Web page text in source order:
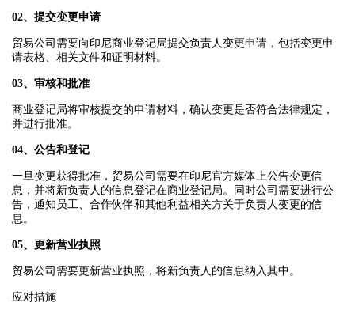
02、 提交变更申请
贸易公司需要向印尼商业登记局提交负责人变更申请，包括变更申
请表格、相关文件和证明材料。
03、 审核和批准
商业登记局将审核提交的申请材料，确认变更是否符合法律规定，
并进行批准。
04、 公告和登记
一旦变更获得批准，贸易公司需要在印尼官方媒体上公告变更信
息，并将新负责人的信息登记在商业登记局。同时公司需要进行公
告，通知员工、合作伙伴和其他利益相关方关于负责人变更的信
息。
05、 更新营业执照
贸易公司需要更新营业执照，将新负责人的信息纳入其中。
应对措施